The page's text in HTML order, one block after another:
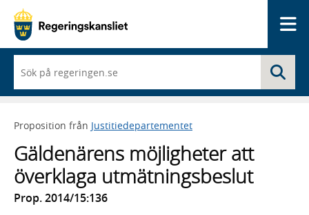
du
börjar
skriva
framträder
lista
med
sökförslag
Proposition från Justitiedepartementet
Gäldenärens möjligheter att
överklaga utmätningsbeslut
Prop. 2014/15:136